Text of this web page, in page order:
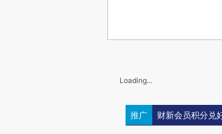
Loading...
推广 财新会员积分兑